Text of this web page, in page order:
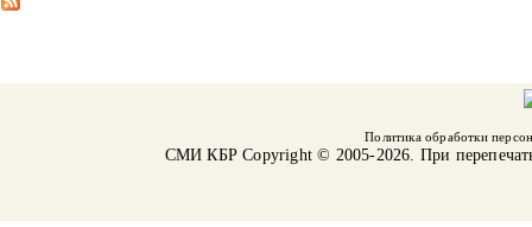
Политика обработки
СМИ КБРCopyright © 2005-2026. При